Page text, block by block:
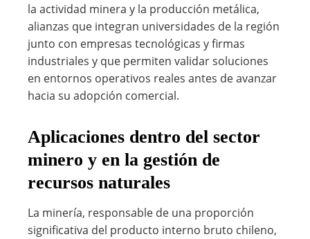
la actividad minera y la producción metálica,
alianzas que integran universidades de la región
junto con empresas tecnológicas y firmas
industriales y que permiten validar soluciones
en entornos operativos reales antes de avanzar
hacia su adopción comercial.
Aplicaciones dentro del sector
minero y en la gestión de
recursos naturales
La minería, responsable de una proporción
significativa del producto interno bruto chileno,